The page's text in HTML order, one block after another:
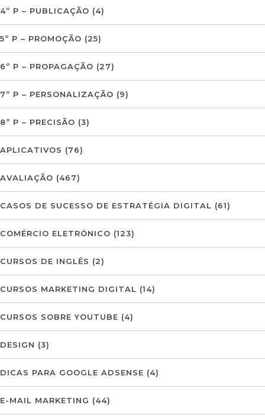
4º P – PUBLICAÇÃO (4)
5º P – PROMOÇÃO (25)
6º P – PROPAGAÇÃO (27)
7º P – PERSONALIZAÇÃO (9)
8º P – PRECISÃO (3)
APLICATIVOS (76)
AVALIAÇÃO (467)
CASOS DE SUCESSO DE ESTRATÉGIA DIGITAL (61)
COMÉRCIO ELETRÓNICO (123)
CURSOS DE INGLÊS (2)
CURSOS MARKETING DIGITAL (14)
CURSOS SOBRE YOUTUBE (4)
DESIGN (3)
DICAS PARA GOOGLE ADSENSE (4)
E-MAIL MARKETING (44)